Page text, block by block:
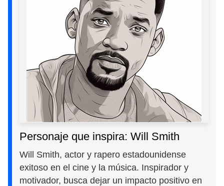
Personaje que inspira: Will Smith
Will Smith, actor y rapero estadounidense
exitoso en el cine y la música. Inspirador y
motivador, busca dejar un impacto positivo en